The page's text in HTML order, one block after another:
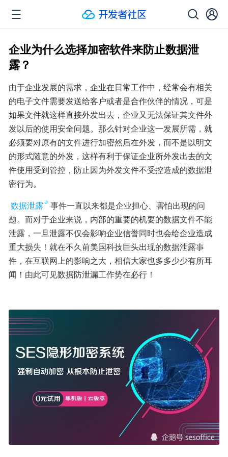
企业为什么选择加密软件来防止数据泄
露？
由于企业发展的需求，企业在日常工作中，经常会有相关
的电子文件需要发送给客户或者是合作伙伴的情况，可是
如果文件就这样直接外发出去，企业又无法保证其文件外
发以后的使用安全问题。那么针对企业这一发展所需，就
必须要对原有的文件进行加密然后在外发，而不是以明文
的形式随意的外发，这样有利于保证企业所外发出去的文
件使用受到管控，防止因为外发文件不受控造成的数据泄
密行为。
数据泄露
事件一直以来都是企业担心、害怕出现的问
题。而对于企业来说，内部的重要的机要的数据文件不能
泄露，一旦泄露不仅会影响企业信誉同时也会给企业造成
重大损失！就在不久前美国科技巨头出现的数据泄露事
件，在互联网上的影响之大，相信大家也多多少少有所耳
闻！由此可见数据防泄漏工作势在必行！